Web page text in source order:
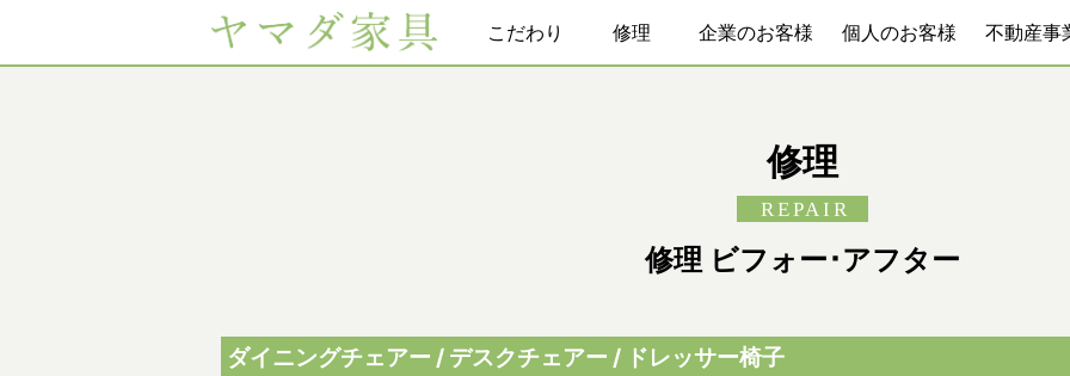
こだわり 修理 企業のお客様 個人のお客様 不動産事
修理
REPAIR
修理 ビフォー･アフター
ダイニングチェアー / デスクチェアー / ドレッサー椅子